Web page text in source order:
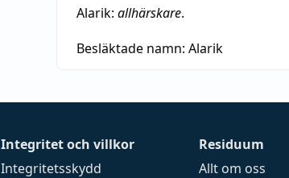
Alarik: allhärskare.
Besläktade namn: Alarik
Integritet och villkor
Integritetsskydd
Residuum
Allt om oss